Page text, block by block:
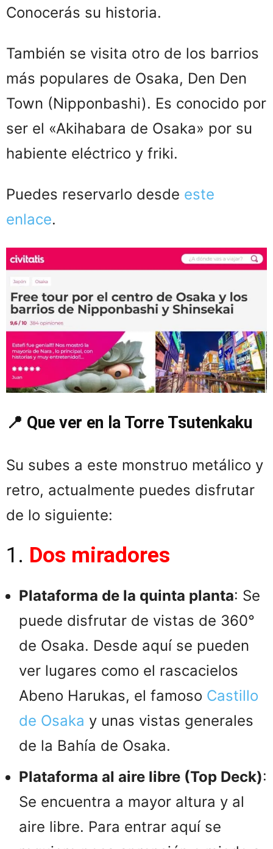
Conocerás su historia.
También se visita otro de los barrios
más populares de Osaka, Den Den
Town (Nipponbashi). Es conocido por
ser el «Akihabara de Osaka» por su
habiente eléctrico y friki.
Puedes reservarlo desde este
enlace.
📍 Que ver en la Torre Tsutenkaku
Su subes a este monstruo metálico y
retro, actualmente puedes disfrutar
de lo siguiente:
1. Dos miradores
Plataforma de la quinta planta: Se
puede disfrutar de vistas de 360°
de Osaka. Desde aquí se pueden
ver lugares como el rascacielos
Abeno Harukas, el famoso Castillo
de Osaka y unas vistas generales
de la Bahía de Osaka.
Plataforma al aire libre (Top Deck):
Se encuentra a mayor altura y al
aire libre. Para entrar aquí se